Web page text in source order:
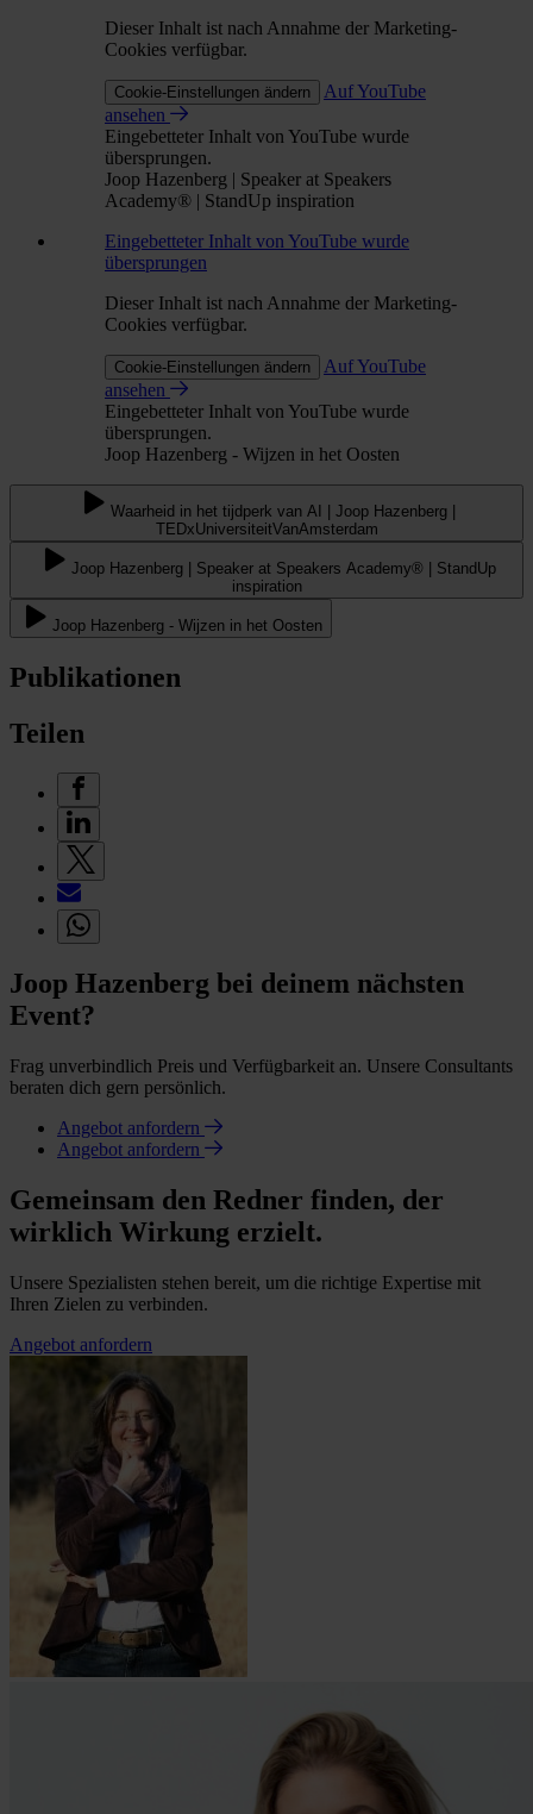
Dieser Inhalt ist nach Annahme der Marketing-
Cookies verfügbar.
Cookie-Einstellungen ändern
Auf YouTube
ansehen
Eingebetteter Inhalt von YouTube wurde
übersprungen.
Joop Hazenberg | Speaker at Speakers
Academy® | StandUp inspiration
Eingebetteter Inhalt von YouTube wurde
übersprungen
Dieser Inhalt ist nach Annahme der Marketing-
Cookies verfügbar.
Cookie-Einstellungen ändern
Auf YouTube
ansehen
Eingebetteter Inhalt von YouTube wurde
übersprungen.
Joop Hazenberg - Wijzen in het Oosten
Waarheid in het tijdperk van AI | Joop Hazenberg |
TEDxUniversiteitVanAmsterdam
Joop Hazenberg | Speaker at Speakers Academy® | StandUp
inspiration
Joop Hazenberg - Wijzen in het Oosten
Publikationen
Teilen
Joop Hazenberg bei deinem nächsten
Event?
Frag unverbindlich Preis und Verfügbarkeit an. Unsere Consultants
beraten dich gern persönlich.
Angebot anfordern
Angebot anfordern
Gemeinsam den Redner finden, der
wirklich Wirkung erzielt.
Unsere Spezialisten stehen bereit, um die richtige Expertise mit
Ihren Zielen zu verbinden.
Angebot anfordern